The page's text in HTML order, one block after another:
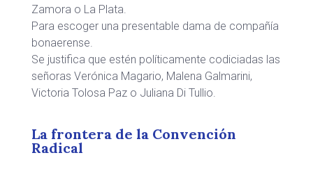
Zamora o La Plata.
Para escoger una presentable dama de compañía
bonaerense.
Se justifica que estén políticamente codiciadas las
señoras Verónica Magario, Malena Galmarini,
Victoria Tolosa Paz o Juliana Di Tullio.
La frontera de la Convención
Radical